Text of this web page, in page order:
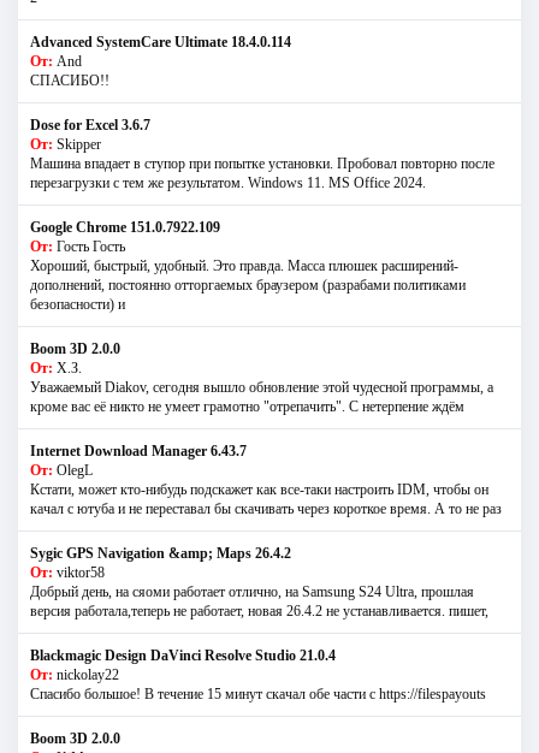
Advanced SystemCare Ultimate 18.4.0.114
От: And
СПАСИБО!!
Dose for Excel 3.6.7
От: Skipper
Машина впадает в ступор при попытке установки. Пробовал повторно после
перезагрузки с тем же результатом. Windows 11. MS Offiсe 2024.
Google Chrome 151.0.7922.109
От: Гость Гость
Хороший, быстрый, удобный. Это правда. Масса плюшек расширений-
дополнений, постоянно отторгаемых браузером (разрабами политиками
безопасности) и
Boom 3D 2.0.0
От: Х.З.
Уважаемый Diakov, сегодня вышло обновление этой чудесной программы, а
кроме вас её никто не умеет грамотно "отрепачить". С нетерпение ждём
Internet Download Manager 6.43.7
От: OlegL
Кстати, может кто-нибудь подскажет как все-таки настроить IDM, чтобы он
качал с ютуба и не переставал бы скачивать через короткое время. А то не раз
Sygic GPS Navigation &amp; Maps 26.4.2
От: viktor58
Добрый день, на сяоми работает отлично, на Samsung S24 Ultra, прошлая
версия работала,теперь не работает, новая 26.4.2 не устанавливается. пишет,
Blackmagic Design DaVinci Resolve Studio 21.0.4
От: nickolay22
Спасибо большое! В течение 15 минут скачал обе части с https://filespayouts
Boom 3D 2.0.0